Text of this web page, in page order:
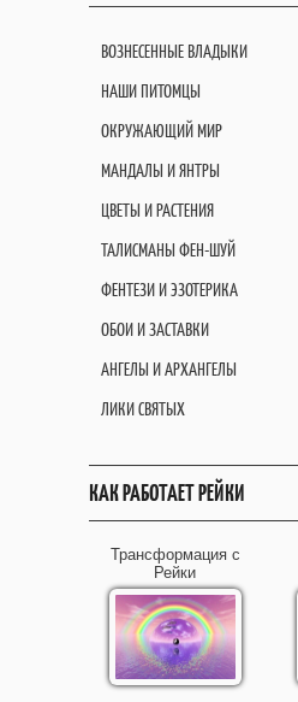
ВОЗНЕСЕННЫЕ ВЛАДЫКИ
НАШИ ПИТОМЦЫ
ОКРУЖАЮЩИЙ МИР
МАНДАЛЫ И ЯНТРЫ
ЦВЕТЫ И РАСТЕНИЯ
ТАЛИСМАНЫ ФЕН-ШУЙ
ФЕНТЕЗИ И ЭЗОТЕРИКА
ОБОИ И ЗАСТАВКИ
АНГЕЛЫ И АРХАНГЕЛЫ
ЛИКИ СВЯТЫХ
КАК РАБОТАЕТ РЕЙКИ
Трансформация с
Рейки